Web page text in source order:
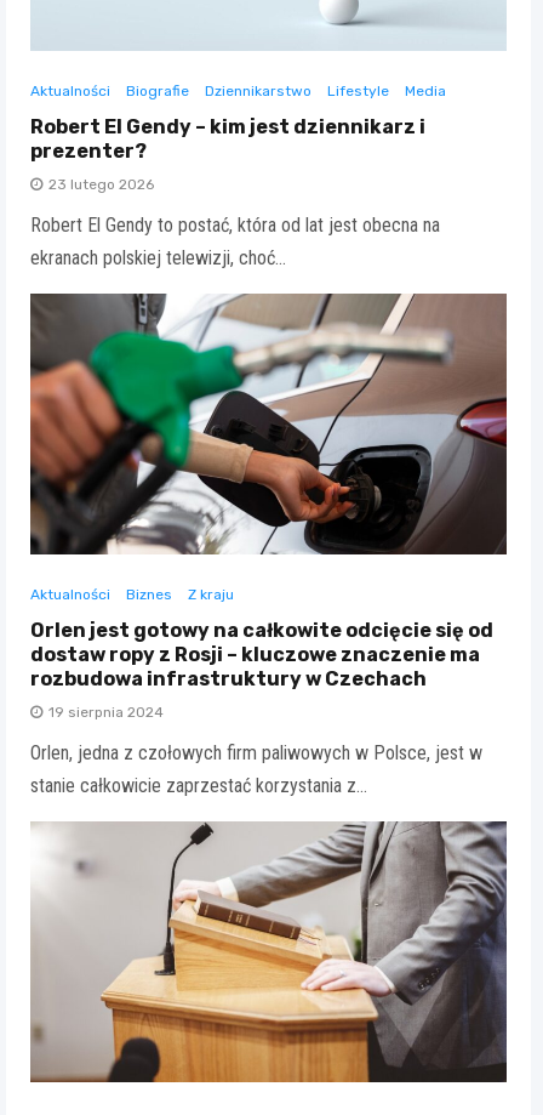
Aktualności Biografie Dziennikarstwo Lifestyle Media
Robert El Gendy – kim jest dziennikarz i
prezenter?
23 lutego 2026
Robert El Gendy to postać, która od lat jest obecna na
ekranach polskiej telewizji, choć…
Aktualności Biznes Z kraju
Orlen jest gotowy na całkowite odcięcie się od
dostaw ropy z Rosji – kluczowe znaczenie ma
rozbudowa infrastruktury w Czechach
19 sierpnia 2024
Orlen, jedna z czołowych firm paliwowych w Polsce, jest w
stanie całkowicie zaprzestać korzystania z…